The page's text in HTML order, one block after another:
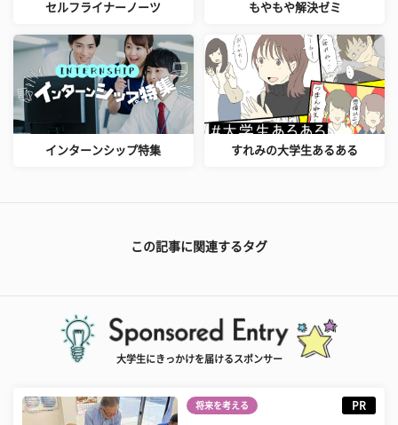
セルフライナーノーツ もやもや解決ゼミ
インターンシップ特集 すれみの大学生あるある
この記事に関連するタグ
大学生にきっかけを届けるスポンサー
将来を考える PR